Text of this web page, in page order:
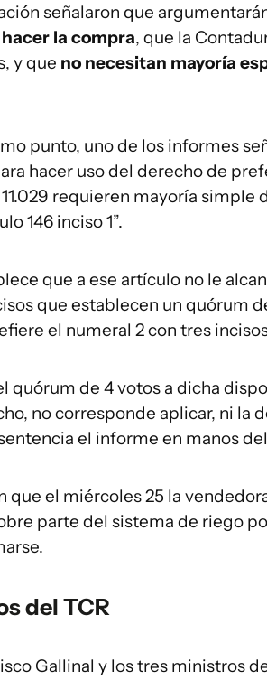
señalaron que
la compra, que la
y que no necesitan mayoría
punto, uno de los informes
hacer uso del derecho de
requieren mayoría simple
146 inciso 1”.
que a ese artículo no le
que establecen un quórum
el numeral 2 con tres
quórum de 4 votos a dicha
no corresponde aplicar, ni la
el informe en manos
que el miércoles 25 la
parte del sistema de riego
del TCR
Gallinal y los tres ministros